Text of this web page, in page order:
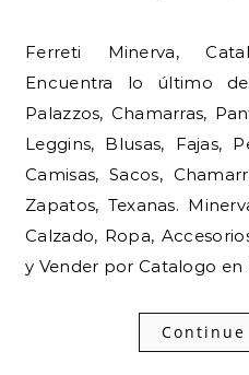
Ferreti Minerva, Catalogo Ferreti Minerva.
Encuentra lo último
Palazzos, Chamarras,
Leggins, Blusas, Fajas,
Camisas, Sacos,
Zapatos, Texanas.
Calzado, Ropa,
y Vender por Catalogo en
Continue